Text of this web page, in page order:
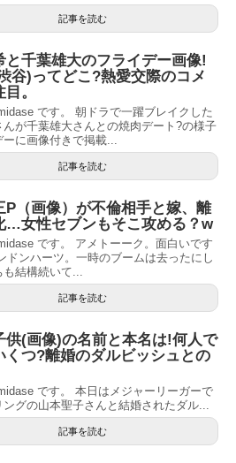
記事を読む
と千葉雄大のフライデー画像!
谷)ってどこ?熱愛交際のコメ
。
です。 朝ドラで一躍ブレイクした
んが千葉雄大さんとの焼肉デート?の様子
ーに画像付きで掲載...
記事を読む
P（画像）が不倫相手と嫁、離
…女性セブンもそこ攻める？w
です。 アメトーーク。面白いです
ドンハーツ。一時のブームは去ったにし
も結構続いて...
記事を読む
供(画像)の名前と本名は!何人で
くつ?離婚のダルビッシュとの
です。 本日はメジャーリーガーで
ングの山本聖子さんと結婚されたダル...
記事を読む